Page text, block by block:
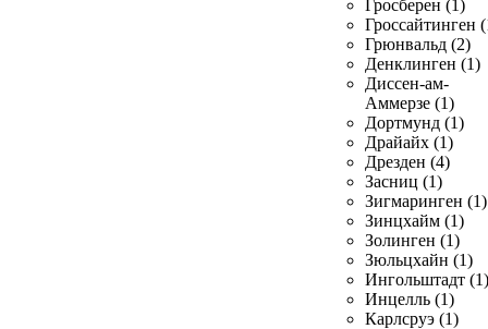
Гросберен (1)
Гроссайтинген
Грюнвальд (2)
Денклинген (1)
Диссен-ам-
Аммерзе (1)
Дортмунд (1)
Драйайх (1)
Дрезден (4)
Засниц (1)
Зигмаринген (1)
Зинцхайм (1)
Золинген (1)
Зюльцхайн (1)
Ингольштадт (1)
Инцелль (1)
Карлсруэ (1)